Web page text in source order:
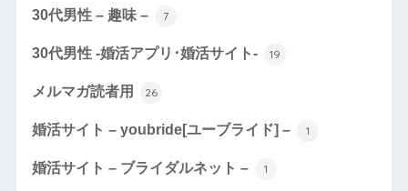
30代男性 – 趣味 – 7
30代男性 -婚活アプリ･婚活サイト- 19
メルマガ読者用 26
婚活サイト – youbride[ユーブライド] – 1
婚活サイト – ブライダルネット – 1